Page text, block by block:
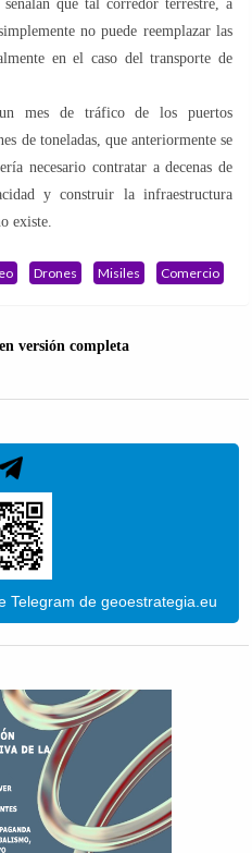
que tal corredor terrestre, a
no puede reemplazar las
en el caso del transporte de
mes de tráfico de los puertos
de toneladas, que anteriormente se
necesario contratar a decenas de
y construir la infraestructura
existe.
Drones Misiles Comercio
versión completa
Telegram de geoestrategia.eu